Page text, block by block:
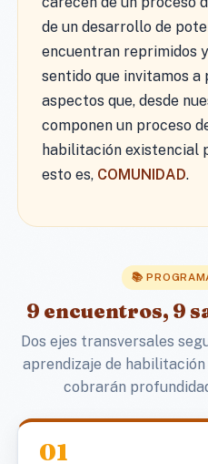
de un desarrollo de
encuentran reprimidos
sentido que invitamos
aspectos que, desde
componen un proceso
habilitación existencial
esto es, COMUNIDAD.
📚
9 encuentros, 9
Dos ejes transversales
aprendizaje de
cobrarán
01